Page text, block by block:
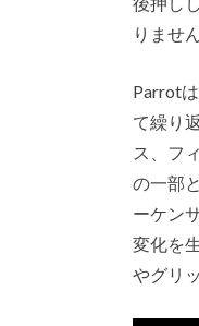
りませ
Parrot
て繰り
ス、フ
の一部
ーケン
変化を
やグリ